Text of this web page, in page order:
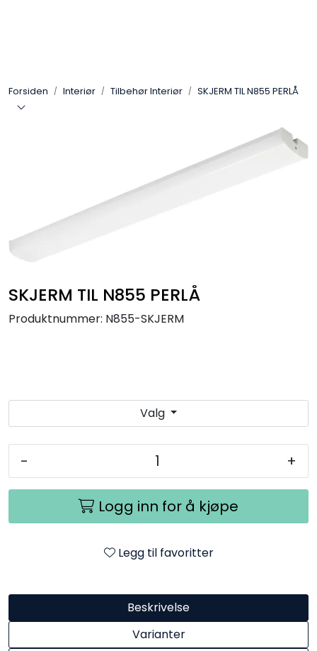
Forsiden Interiør Tilbehør Interiør SKJERM TIL N855 PERLÅ
SKJERM TIL N855 PERLÅ
Produktnummer: N855-SKJERM
Valg
- +
Logg inn for å kjøpe
Legg til favoritter
Beskrivelse
Varianter
Industri
Lyskaster/Effekt
Butikk
Sport
EPD
Sluttsalg
Referanser